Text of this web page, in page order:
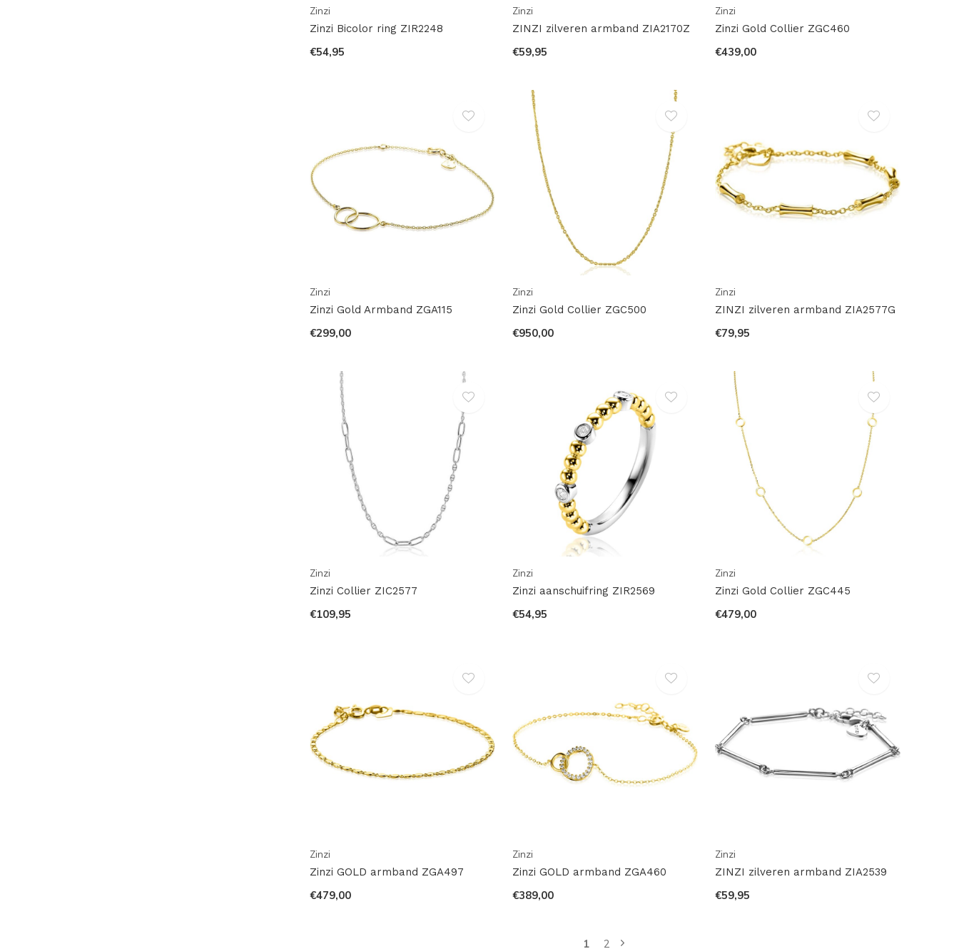
Zinzi
Zinzi Bicolor ring ZIR2248
€54,95
Zinzi
ZINZI zilveren armband ZIA2170Z
€59,95
Zinzi
Zinzi Gold Collier ZGC460
€439,00
Zinzi
Zinzi Gold Armband ZGA115
€299,00
Zinzi
Zinzi Gold Collier ZGC500
€950,00
Zinzi
ZINZI zilveren armband ZIA2577G
€79,95
Zinzi
Zinzi Collier ZIC2577
€109,95
Zinzi
Zinzi aanschuifring ZIR2569
€54,95
Zinzi
Zinzi Gold Collier ZGC445
€479,00
Zinzi
Zinzi GOLD armband ZGA497
€479,00
Zinzi
Zinzi GOLD armband ZGA460
€389,00
Zinzi
ZINZI zilveren armband ZIA2539
€59,95
1 2